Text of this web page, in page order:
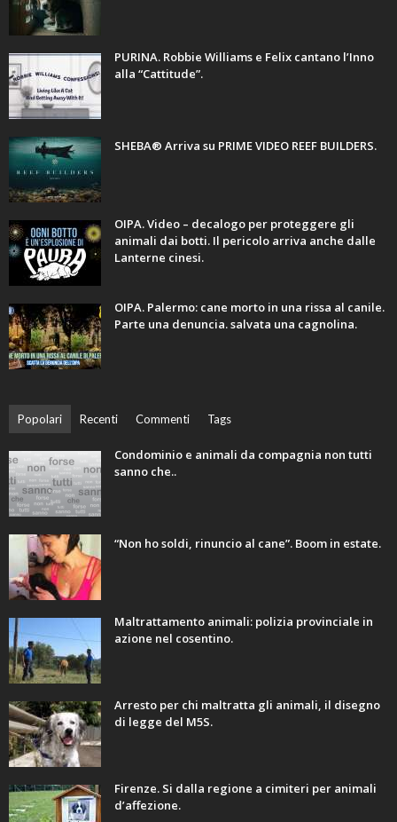
PURINA. Robbie Williams e Felix cantano l’Inno
alla “Cattitude”.
SHEBA® Arriva su PRIME VIDEO REEF BUILDERS.
OIPA. Video – decalogo per proteggere gli
animali dai botti. Il pericolo arriva anche dalle
Lanterne cinesi.
OIPA. Palermo: cane morto in una rissa al canile.
Parte una denuncia. salvata una cagnolina.
Popolari Recenti Commenti Tags
Condominio e animali da compagnia non tutti
sanno che..
“Non ho soldi, rinuncio al cane”. Boom in estate.
Maltrattamento animali: polizia provinciale in
azione nel cosentino.
Arresto per chi maltratta gli animali, il disegno
di legge del M5S.
Firenze. Si dalla regione a cimiteri per animali
d’affezione.